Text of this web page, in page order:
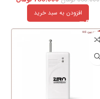
افزودن به سبد خرید